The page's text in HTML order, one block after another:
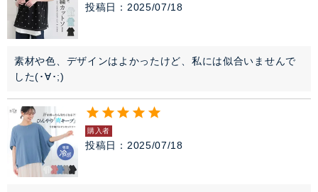
投稿日 2025/07/18
素材や色、デザインはよかったけど、私には似合いませんで
した(･∀･;)
購入者
投稿日 2025/07/18